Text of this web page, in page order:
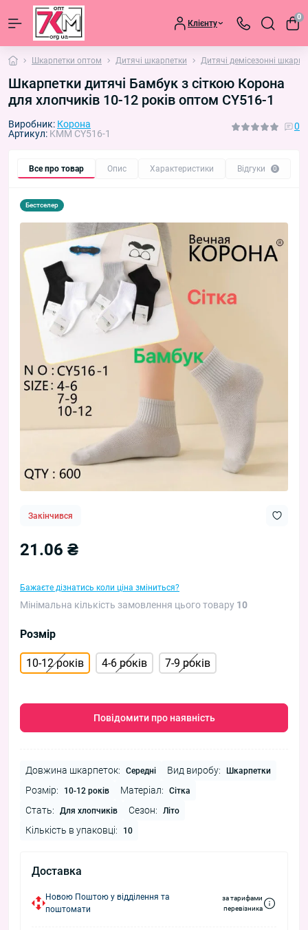
Клієнту
0
Шкарпетки оптом Дитячі шкарпетки Дитячі демісезонні
Шкарпетки дитячі Бамбук з сіткою Корона
для хлопчиків 10-12 років оптом CY516-1
Виробник: Корона
Артикул: KMM CY516-1
0
Все про товар Опис Характеристики Відгуки 0
Бестселер
Закінчився
21.06 ₴
Бажаєте дізнатись коли ціна зміниться?
Мінімальна кількість замовлення цього товару 10
Розмір
10-12 років 4-6 років 7-9 років
Повідомити про наявність
Довжина шкарпеток: Середні Вид виробу: Шкарпетки
Розмір: 10-12 років Матеріал: Сітка
Стать: Для хлопчиків Сезон: Літо
Кількість в упаковці: 10
Доставка
Новою Поштою у відділення та
поштомати
за тарифами
перевізника